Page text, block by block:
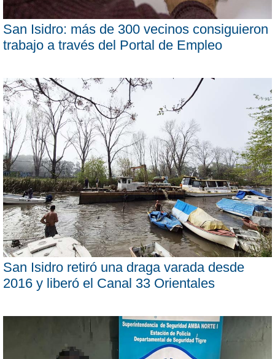
San Isidro: más de 300 vecinos consiguieron
trabajo a través del Portal de Empleo
San Isidro retiró una draga varada desde
2016 y liberó el Canal 33 Orientales